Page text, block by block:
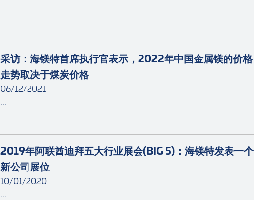
采访：海镁特首席执行官表示，2022年中国金属镁的价格
走势取决于煤炭价格
06/12/2021
...
2019年阿联酋迪拜五大行业展会(BIG 5)：海镁特发表一个
新公司展位
10/01/2020
...